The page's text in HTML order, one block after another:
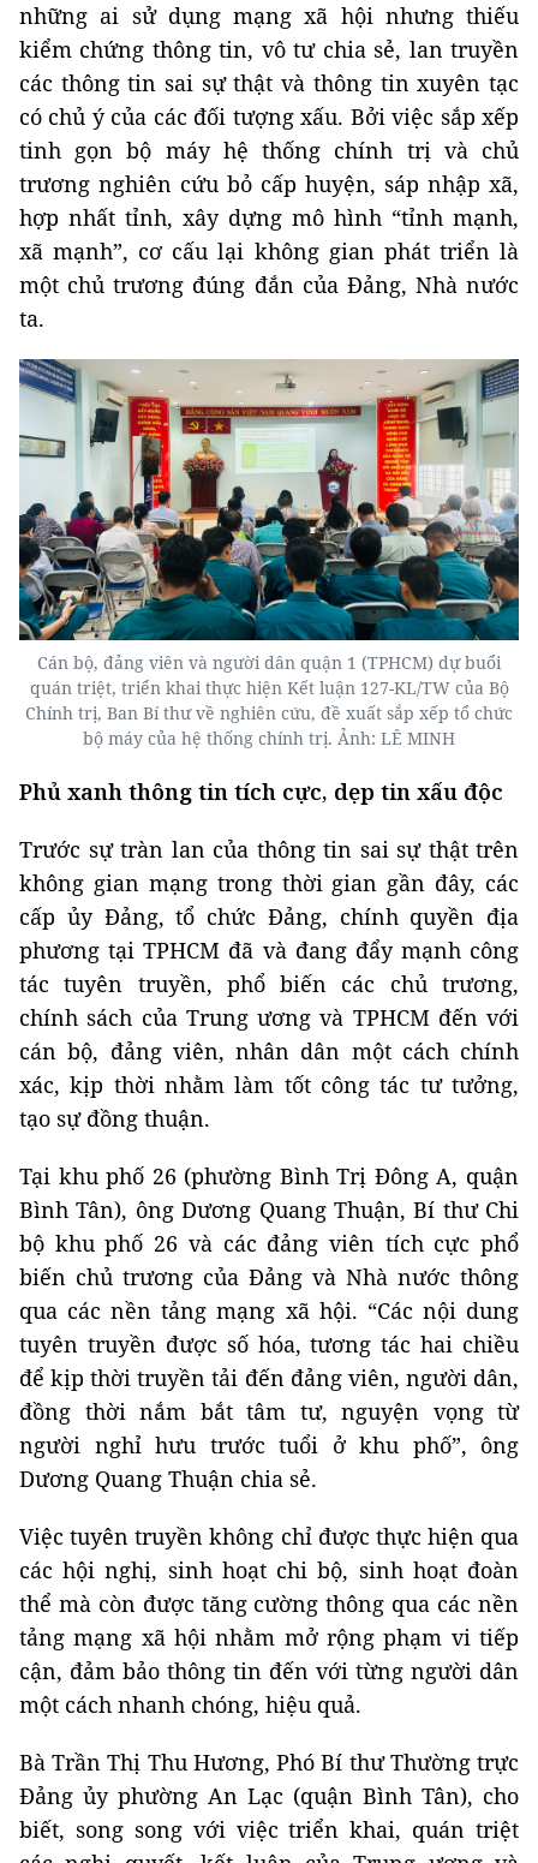
những ai sử dụng mạng xã hội nhưng thiếu
kiểm chứng thông tin, vô tư chia sẻ, lan truyền
các thông tin sai sự thật và thông tin xuyên tạc
có chủ ý của các đối tượng xấu. Bởi việc sắp xếp
tinh gọn bộ máy hệ thống chính trị và chủ
trương nghiên cứu bỏ cấp huyện, sáp nhập xã,
hợp nhất tỉnh, xây dựng mô hình “tỉnh mạnh,
xã mạnh”, cơ cấu lại không gian phát triển là
một chủ trương đúng đắn của Đảng, Nhà nước
ta.
Cán bộ, đảng viên và người dân quận 1 (TPHCM) dự buổi
quán triệt, triển khai thực hiện Kết luận 127-KL/TW của Bộ
Chính trị, Ban Bí thư về nghiên cứu, đề xuất sắp xếp tổ chức
bộ máy của hệ thống chính trị. Ảnh: LÊ MINH
Phủ xanh thông tin tích cực, dẹp tin xấu độc
Trước sự tràn lan của thông tin sai sự thật trên
không gian mạng trong thời gian gần đây, các
cấp ủy Đảng, tổ chức Đảng, chính quyền địa
phương tại TPHCM đã và đang đẩy mạnh công
tác tuyên truyền, phổ biến các chủ trương,
chính sách của Trung ương và TPHCM đến với
cán bộ, đảng viên, nhân dân một cách chính
xác, kịp thời nhằm làm tốt công tác tư tưởng,
tạo sự đồng thuận.
Tại khu phố 26 (phường Bình Trị Đông A, quận
Bình Tân), ông Dương Quang Thuận, Bí thư Chi
bộ khu phố 26 và các đảng viên tích cực phổ
biến chủ trương của Đảng và Nhà nước thông
qua các nền tảng mạng xã hội. “Các nội dung
tuyên truyền được số hóa, tương tác hai chiều
để kịp thời truyền tải đến đảng viên, người dân,
đồng thời nắm bắt tâm tư, nguyện vọng từ
người nghỉ hưu trước tuổi ở khu phố”, ông
Dương Quang Thuận chia sẻ.
Việc tuyên truyền không chỉ được thực hiện qua
các hội nghị, sinh hoạt chi bộ, sinh hoạt đoàn
thể mà còn được tăng cường thông qua các nền
tảng mạng xã hội nhằm mở rộng phạm vi tiếp
cận, đảm bảo thông tin đến với từng người dân
một cách nhanh chóng, hiệu quả.
Bà Trần Thị Thu Hương, Phó Bí thư Thường trực
Đảng ủy phường An Lạc (quận Bình Tân), cho
biết, song song với việc triển khai, quán triệt